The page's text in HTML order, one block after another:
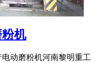
机
动磨粉机河南黎明重工